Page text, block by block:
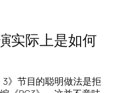
实际上是如何
3》节目的聪明做法是拒